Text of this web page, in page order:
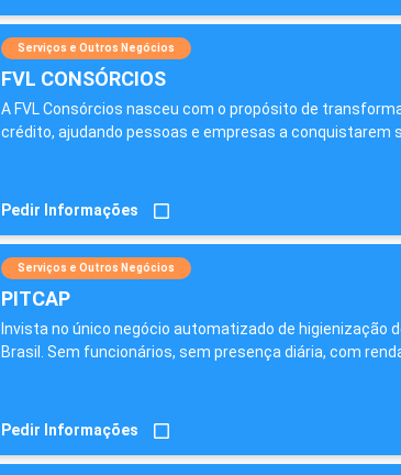
Serviços e Outros Negócios
FVL CONSÓRCIOS
A FVL Consórcios nasceu com o propósito de
crédito, ajudando pessoas e empresas a conquistarem
Pedir Informações
Serviços e Outros Negócios
PITCAP
Invista no único negócio automatizado de higienização
Brasil. Sem funcionários, sem presença diária, com
Pedir Informações